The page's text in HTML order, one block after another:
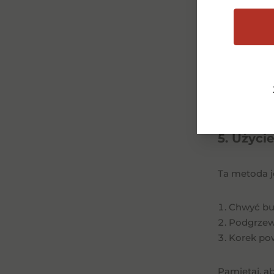
Włóż
Chwyć
Pamiętaj,
uderzeń.
5.
Ta metoda
Chwyć
Korek
Pamiętaj,